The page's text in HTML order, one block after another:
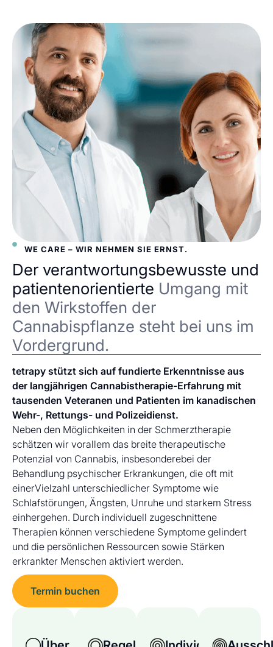
WE CARE – WIR NEHMEN SIE ERNST.
Der verantwortungsbewusste und
patientenorientierte Umgang mit
den Wirkstoffen der
Cannabispflanze steht bei uns im
Vordergrund.
tetrapy stützt sich auf fundierte Erkenntnisse aus
der langjährigen Cannabistherapie-Erfahrung mit
tausenden Veteranen und Patienten im kanadischen
Wehr-, Rettungs- und Polizeidienst.
Neben den Möglichkeiten in der Schmerztherapie
schätzen wir vorallem das breite therapeutische
Potenzial von Cannabis, insbesonderebei der
Behandlung psychischer Erkrankungen, die oft mit
einerVielzahl unterschiedlicher Symptome wie
Schlafstörungen, Ängsten, Unruhe und starkem Stress
einhergehen. Durch individuell zugeschnittene
Therapien können verschiedene Symptome gelindert
und die persönlichen Ressourcen sowie Stärken
erkrankter Menschen aktiviert werden.
Termin buchen